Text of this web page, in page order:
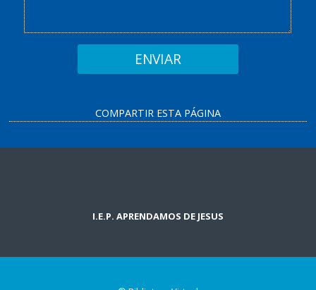
COMPARTIR ESTA PÁGINA
I.E.P. APRENDAMOS DE JESUS